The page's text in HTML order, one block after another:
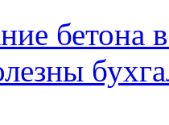
бетона